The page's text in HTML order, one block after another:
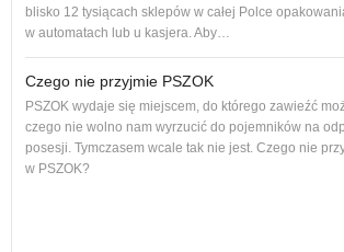
blisko 12 tysiącach sklepów w całej Polce
w automatach lub u kasjera. Aby…
Czego nie przyjmie PSZOK
PSZOK wydaje się miejscem, do którego zawieźć
czego nie wolno nam wyrzucić do pojemników na
posesji. Tymczasem wcale tak nie jest. Czego nie
w PSZOK?